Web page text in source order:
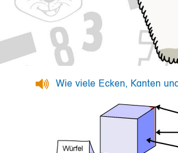
Wie viele Ecken, Kanten